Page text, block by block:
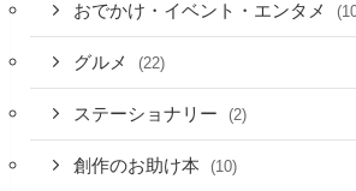
おでかけ・イベント・エンタメ
グルメ (22)
ステーショナリー (2)
創作のお助け本 (10)